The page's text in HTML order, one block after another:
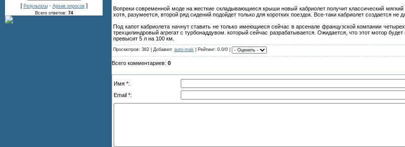
[ Результаты· Архив опросов]
Всего ответов: 74
Вопреки современной моде на жесткие складывающиеся крыши новый кабриолет получит классический
хотя, разумеется, второй ряд сидений подойдет только для коротких поездок. Все-таки кабриолет создается не
Под капот кабриолета начнут ставить не только имеющиеся сейчас в арсенале французской компании
трехцилиндровый агрегат с турбонаддувом. который сейчас разрабатывается. Ожидается, что этот мотор
превысит 5 л на 100 км.
Просмотров: 362 | Добавил: auto-mak | Рейтинг: 0.0/0 |
Всего комментариев: 0
Имя *:
Email *: